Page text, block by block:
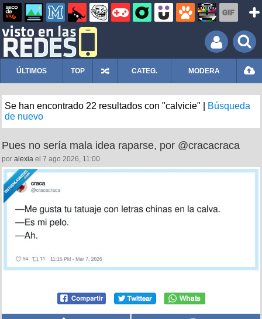
ÚLTIMOS TOP CATEG. MODERA
Se han encontrado 22 resultados con "calvicie" |
Búsqueda
de nuevo
Pues no sería mala idea raparse, por @cracacraca
por alexia el 7 ago 2026, 11:00